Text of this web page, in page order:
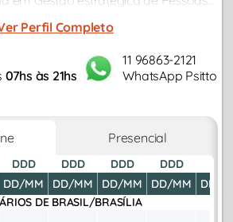
Perfil Completo
07hs às 21hs
11 96863-2121
WhatsApp Psitto
Presencial
DDD
DD/MM
DDD
DD/MM
DDD
DD/MM
DDD
DD/MM
DD/
DE BRASIL/BRASÍLIA